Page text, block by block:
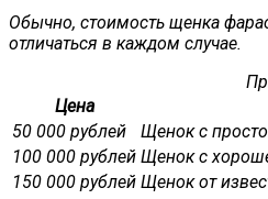
Обычно, стоимость щенка
отличаться в каждом случае.
Цена
50 000 рублей
Щенок с
100 000 рублей Щенок с
150 000 рублей Щенок от